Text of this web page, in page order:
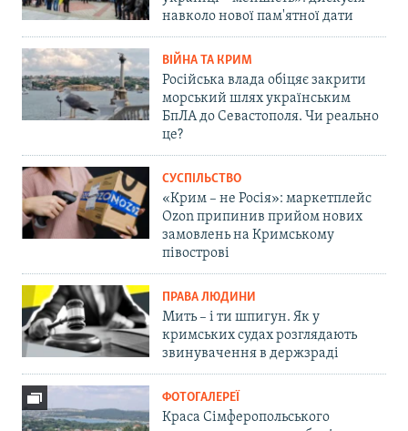
навколо нової пам'ятної дати
ВІЙНА ТА КРИМ
Російська влада обіцяє закрити
морський шлях українським
БпЛА до Севастополя. Чи реально
це?
СУСПІЛЬСТВО
«Крим – не Росія»: маркетплейс
Ozon припинив прийом нових
замовлень на Кримському
півострові
ПРАВА ЛЮДИНИ
Мить – і ти шпигун. Як у
кримських судах розглядають
звинувачення в держзраді
ФОТОГАЛЕРЕЇ
Краса Сімферопольського